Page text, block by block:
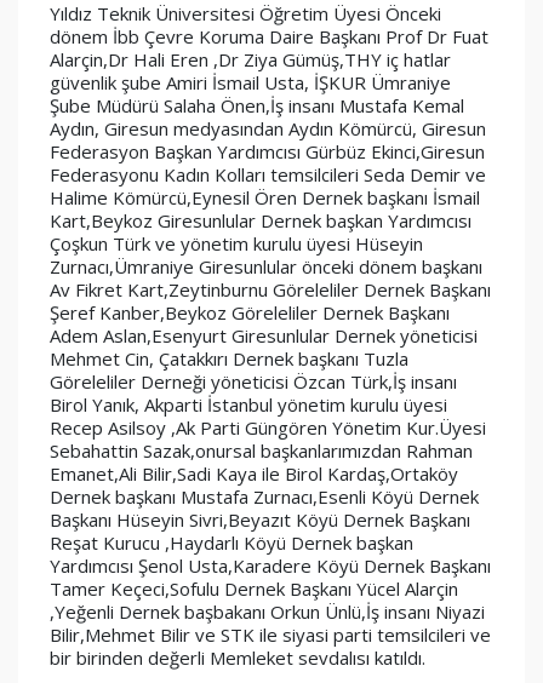
Yıldız Teknik Üniversitesi Öğretim Üyesi Önceki
dönem İbb Çevre Koruma Daire Başkanı Prof Dr Fuat
Alarçin,Dr Hali Eren ,Dr Ziya Gümüş,THY iç hatlar
güvenlik şube Amiri İsmail Usta, İŞKUR Ümraniye
Şube Müdürü Salaha Önen,İş insanı Mustafa Kemal
Aydın, Giresun medyasından Aydın Kömürcü, Giresun
Federasyon Başkan Yardımcısı Gürbüz Ekinci,Giresun
Federasyonu Kadın Kolları temsilcileri Seda Demir ve
Halime Kömürcü,Eynesil Ören Dernek başkanı İsmail
Kart,Beykoz Giresunlular Dernek başkan Yardımcısı
Çoşkun Türk ve yönetim kurulu üyesi Hüseyin
Zurnacı,Ümraniye Giresunlular önceki dönem başkanı
Av Fikret Kart,Zeytinburnu Göreleliler Dernek Başkanı
Şeref Kanber,Beykoz Göreleliler Dernek Başkanı
Adem Aslan,Esenyurt Giresunlular Dernek yöneticisi
Mehmet Cin, Çatakkırı Dernek başkanı Tuzla
Göreleliler Derneği yöneticisi Özcan Türk,İş insanı
Birol Yanık, Akparti İstanbul yönetim kurulu üyesi
Recep Asilsoy ,Ak Parti Güngören Yönetim Kur.Üyesi
Sebahattin Sazak,onursal başkanlarımızdan Rahman
Emanet,Ali Bilir,Sadi Kaya ile Birol Kardaş,Ortaköy
Dernek başkanı Mustafa Zurnacı,Esenli Köyü Dernek
Başkanı Hüseyin Sivri,Beyazıt Köyü Dernek Başkanı
Reşat Kurucu ,Haydarlı Köyü Dernek başkan
Yardımcısı Şenol Usta,Karadere Köyü Dernek Başkanı
Tamer Keçeci,Sofulu Dernek Başkanı Yücel Alarçin
,Yeğenli Dernek başbakanı Orkun Ünlü,İş insanı Niyazi
Bilir,Mehmet Bilir ve STK ile siyasi parti temsilcileri ve
bir birinden değerli Memleket sevdalısı katıldı.